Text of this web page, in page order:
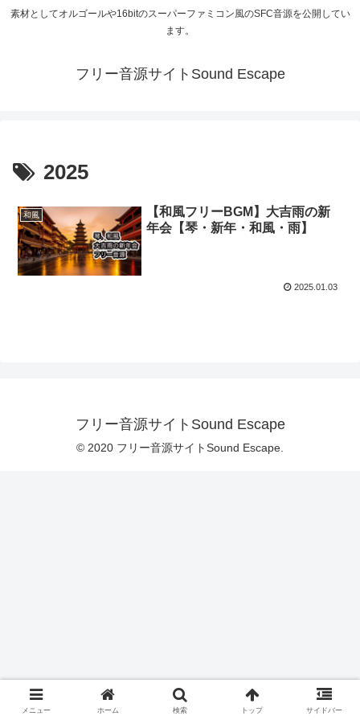
素材としてオルゴールや16bitのスーパーファミコン風のSFC音源を公開してい
ます。
フリー音源サイトSound Escape
2025
和風
【和風フリーBGM】大吉雨の新
年会【琴・新年・和風・雨】
2025.01.03
フリー音源サイトSound Escape
© 2020 フリー音源サイトSound Escape.
メニュー ホーム 検索 トップ サイドバー